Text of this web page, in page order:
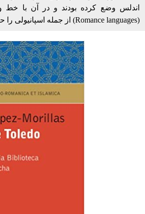
اندلس وضع کرده بودند و در آن با خط
(Romance languages) از جمله اسپانیولی را حرف‌نگاری می‌کردند.